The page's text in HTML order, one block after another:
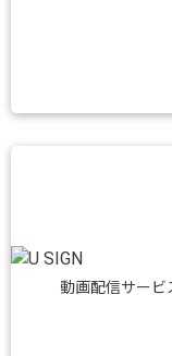
動画配信サービ